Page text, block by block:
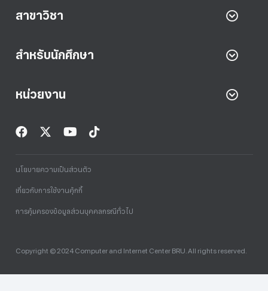
สาขาวิชา
สำหรับนักศึกษา
หน่วยงาน
Copyright © 2024 Computer and Internet Center BRU. All rights reserved.
นโยบายความเป็นส่วนตัว
เกี่ยวกับการใช้งานคุ้กกี้
การคุ้มครองข้อมูลส่วนบุคคลกรณีทั่วไป